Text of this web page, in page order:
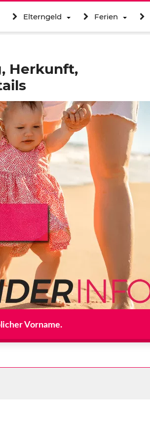
Elterngeld Ferien
Herkunft,
Vorname.